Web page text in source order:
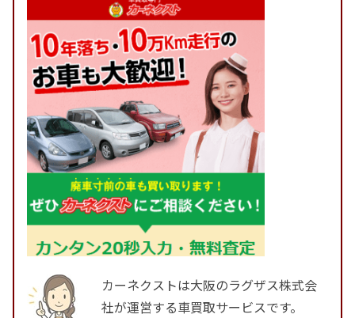
カーネクストは大阪のラグザス株式会
社が運営する車買取サービスです。